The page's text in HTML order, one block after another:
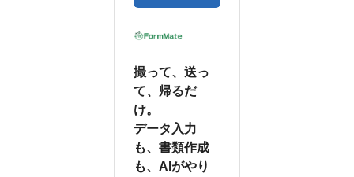
撮って、送っ
て、帰るだ
け。
データ入力
も、書類作成
も、AIがやり